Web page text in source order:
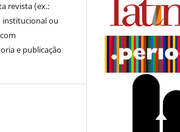
revista (ex.:
ou
e publicação